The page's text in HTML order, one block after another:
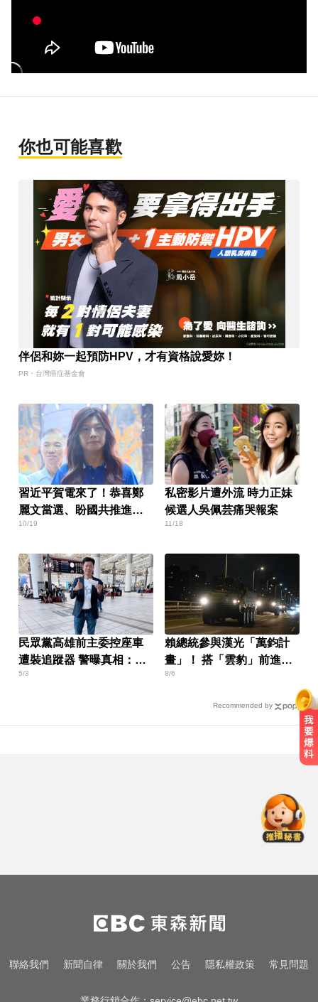
你也可能喜歡
伴侶和妳一起預防HPV，才有資格說愛妳！
PR・台灣癌症基金會
習近平賀電來了！恭喜鄭
麗文當選、盼國共推進統
一
10/19
私密影片遭外流 時力正妹
候選人吳佩芸痛哭報案
11/18
民眾黨高雄前主委控座車
遭裝追蹤器 警曝真相：是
私人因素
5/3
賴總統參與漢光「萬鈞計
畫」！ 搭「雲豹」前進衡
指所
8/6
Recommended by
是老公爺爺帶回房磨蹭 氣炸提告
行動網路降速演練將登場 8/7透過災
防訊息預告
緯創2度延後發放股利成首例 金管
聯絡我們 新聞自律 關於我們 公告 隱私權政策 常見問題